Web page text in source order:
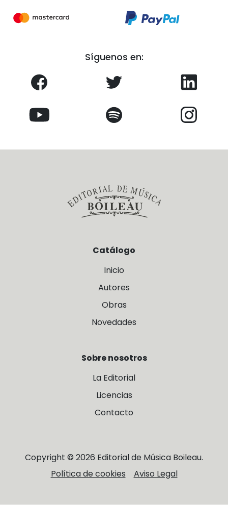
Síguenos en:
Catálogo
Inicio
Autores
Obras
Novedades
Sobre nosotros
La Editorial
Licencias
Contacto
Copyright © 2026 Editorial de Música Boileau.
Política de cookies
Aviso Legal